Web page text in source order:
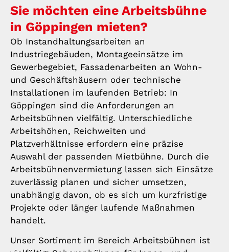
Sie möchten eine Arbeitsbühne
in Göppingen mieten?
Ob Instandhaltungsarbeiten an
Industriegebäuden, Montageeinsätze im
Gewerbegebiet, Fassadenarbeiten an Wohn-
und Geschäftshäusern oder technische
Installationen im laufenden Betrieb: In
Göppingen sind die Anforderungen an
Arbeitsbühnen vielfältig. Unterschiedliche
Arbeitshöhen, Reichweiten und
Platzverhältnisse erfordern eine präzise
Auswahl der passenden Mietbühne. Durch die
Arbeitsbühnenvermietung lassen sich Einsätze
zuverlässig planen und sicher umsetzen,
unabhängig davon, ob es sich um kurzfristige
Projekte oder länger laufende Maßnahmen
handelt.
Unser Sortiment im Bereich Arbeitsbühnen ist